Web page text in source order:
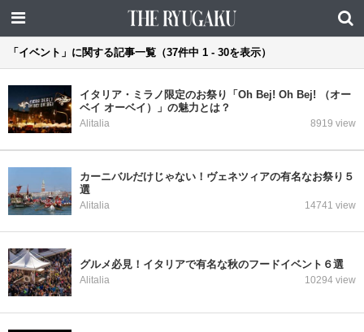
「イベント」に関する記事一覧（37件中 1 - 30を表示）
イタリア・ミラノ限定のお祭り「Oh Bej! Oh Bej! （オー
ベイ オーベイ）」の魅力とは？
Alitalia 8919 view
カーニバルだけじゃない！ヴェネツィアの有名なお祭り５
選
Alitalia 14741 view
グルメ必見！イタリアで有名な秋のフードイベント６選
Alitalia 10294 view